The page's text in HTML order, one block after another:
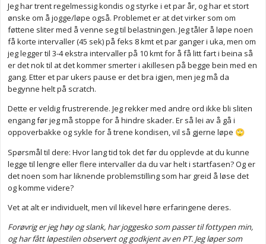
Jeg har trent regelmessig kondis og styrke i et par år, og har et stort
ønske om å jogge/løpe også. Problemet er at det virker som om
føttene sliter med å venne seg til belastningen. Jeg tåler å løpe noen
få korte intervaller (45 sek) på feks 8 kmt et par ganger i uka, men om
jeg legger til 3-4 ekstra intervaller på 10 kmt for å få litt fart i beina så
er det nok til at det kommer smerter i akillesen på begge bein med en
gang. Etter et par ukers pause er det bra igjen, men jeg må da
begynne helt på scratch.
Dette er veldig frustrerende. Jeg rekker med andre ord ikke bli sliten
engang før jeg må stoppe for å hindre skader. Er så lei av å gå i
oppoverbakke og sykle for å trene kondisen, vil så gjerne løpe 🙄
Spørsmål til dere: Hvor lang tid tok det før du opplevde at du kunne
legge til lengre eller flere intervaller da du var helt i startfasen? Og er
det noen som har liknende problemstilling som har greid å løse det
og komme videre?
Vet at alt er individuelt, men vil likevel høre erfaringene deres.
Forøvrig er jeg høy og slank, har joggesko som passer til fottypen min,
og har fått løpestilen observert og godkjent av en PT. Jeg løper som